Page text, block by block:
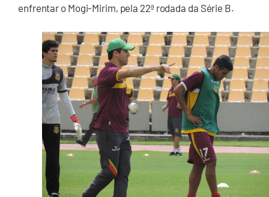
enfrentar o Mogi-Mirim, pela 22ª rodada da Série B.